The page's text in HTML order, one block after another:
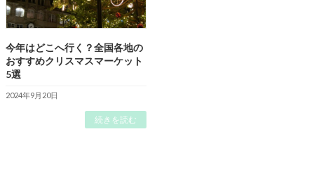
今年はどこへ行く？全国各地の
おすすめクリスマスマーケット
5選
2024年9月20日
続きを読む